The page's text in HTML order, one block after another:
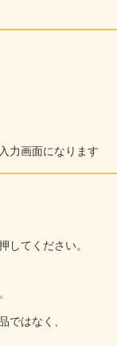
力画面になります
してください。
ではなく、